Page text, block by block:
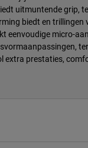
uitmuntende grip,
biedt en trillingen
eenvoudige micro-
extra prestaties,